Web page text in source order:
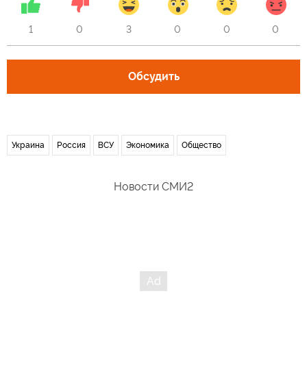
1 0 3 0 0 0
Обсудить
Украина Россия ВСУ Экономика Общество
Новости СМИ2